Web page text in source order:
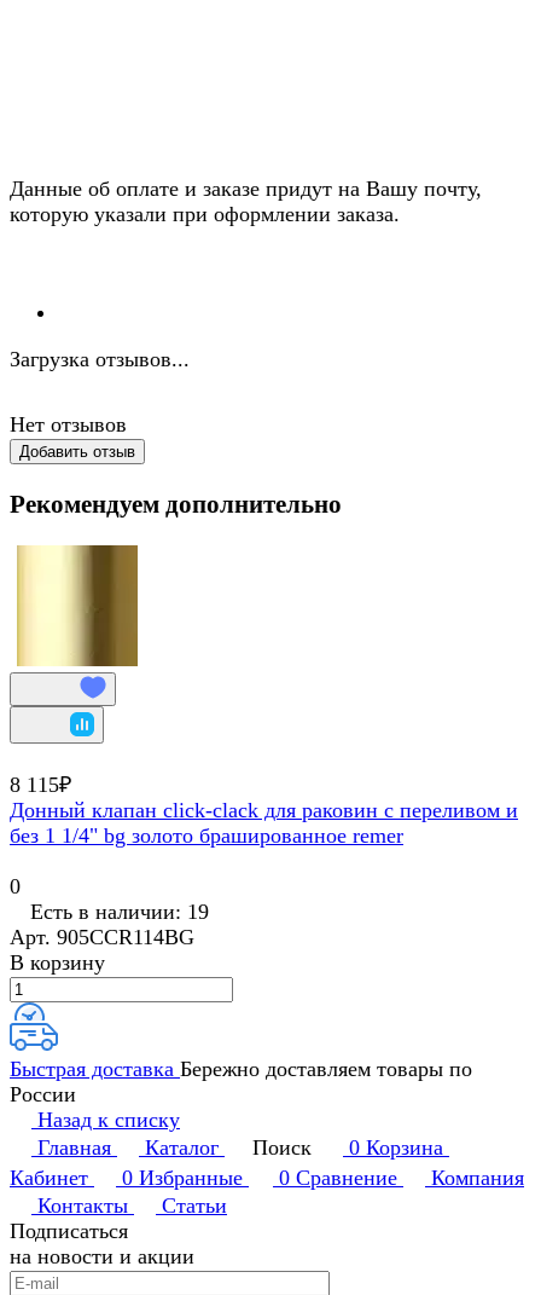
Данные об оплате и заказе придут на Вашу почту,
которую указали при оформлении заказа.
Загрузка отзывов...
Нет отзывов
Добавить отзыв
Рекомендуем дополнительно
8 115₽
Донный клапан click-clack для раковин с переливом и
без 1 1/4" bg золото брашированное remer
0
Есть в наличии: 19
Арт. 905CCR114BG
В корзину
Быстрая доставка Бережно доставляем товары по
России
Назад к списку
Главная
Каталог Поиск 0 Корзина
Кабинет
0 Избранные 0 Сравнение
Компания
Контакты
Статьи
Подписаться
на новости и акции